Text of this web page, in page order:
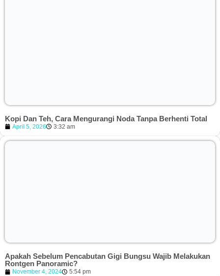
Kopi Dan Teh, Cara Mengurangi Noda Tanpa Berhenti Total
April 5, 2026 3:32 am
Apakah Sebelum Pencabutan Gigi Bungsu Wajib Melakukan
Rontgen Panoramic?
November 4, 2024 5:54 pm